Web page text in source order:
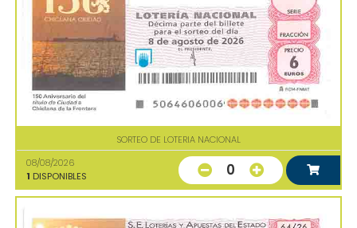
SORTEO DE LOTERIA NACIONAL
08/08/2026
1 DISPONIBLES 0